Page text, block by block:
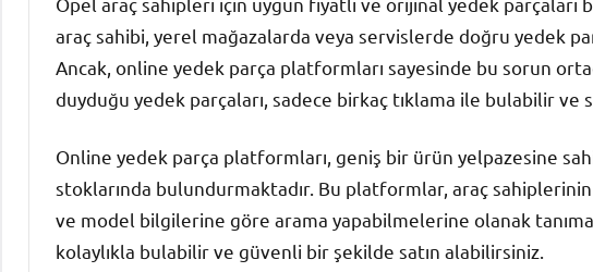
araç sahibi, yerel mağazalarda veya servislerde doğru yedek
Ancak, online yedek parça platformları sayesinde bu sorun
duyduğu yedek parçaları, sadece birkaç tıklama ile bulabilir ve
Online yedek parça platformları, geniş bir ürün yelpazesine
stoklarında bulundurmaktadır. Bu platformlar, araç
ve model bilgilerine göre arama yapabilmelerine olanak
kolaylıkla bulabilir ve güvenli bir şekilde satın alabilirsiniz.